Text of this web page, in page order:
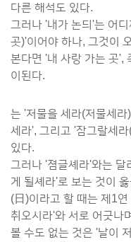
다른 해석도 있다.
그러나 '내가 논듸'는 어
곳)'이어야 하나, 그것이
본다면 '내 사랑 가는 곳',
이된다.
는 '저물을 세라(저물세
세라', 그리고 '잠그랄세
있다.
그러나 '졈글셰라'와는 달
게 될셰라'로 보는 것이
(日)이라고 할 때는 제1연
취오시라'와 서로 어긋나
볼 수도 없는 것은 '날이